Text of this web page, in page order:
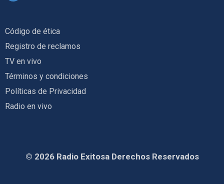
Código de ética
Registro de reclamos
TV en vivo
Términos y condiciones
Políticas de Privacidad
Radio en vivo
© 2026 Radio Exitosa Derechos Reservados